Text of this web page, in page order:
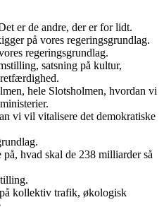
er de andre, der er for lidt.
på vores regeringsgrundlag.
regeringsgrundlag.
satsning på kultur,
hele Slotsholmen, hvordan vi
vi vil vitalisere det demokratiske
hvad skal de 238 milliarder så
kollektiv trafik, økologisk